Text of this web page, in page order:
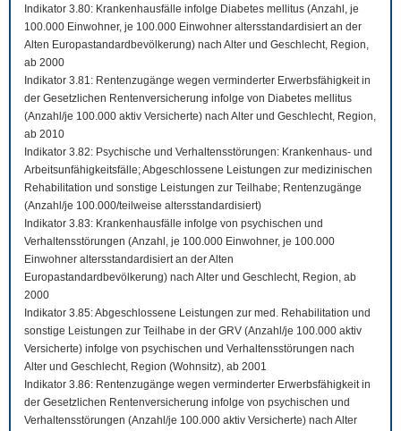
Indikator 3.80: Krankenhausfälle infolge Diabetes mellitus (Anzahl, je
100.000 Einwohner, je 100.000 Einwohner altersstandardisiert an der
Alten Europastandardbevölkerung) nach Alter und Geschlecht, Region,
ab 2000
Indikator 3.81: Rentenzugänge wegen verminderter Erwerbsfähigkeit in
der Gesetzlichen Rentenversicherung infolge von Diabetes mellitus
(Anzahl/je 100.000 aktiv Versicherte) nach Alter und Geschlecht, Region,
ab 2010
Indikator 3.82: Psychische und Verhaltensstörungen: Krankenhaus- und
Arbeitsunfähigkeitsfälle; Abgeschlossene Leistungen zur medizinischen
Rehabilitation und sonstige Leistungen zur Teilhabe; Rentenzugänge
(Anzahl/je 100.000/teilweise altersstandardisiert)
Indikator 3.83: Krankenhausfälle infolge von psychischen und
Verhaltensstörungen (Anzahl, je 100.000 Einwohner, je 100.000
Einwohner altersstandardisiert an der Alten
Europastandardbevölkerung) nach Alter und Geschlecht, Region, ab
2000
Indikator 3.85: Abgeschlossene Leistungen zur med. Rehabilitation und
sonstige Leistungen zur Teilhabe in der GRV (Anzahl/je 100.000 aktiv
Versicherte) infolge von psychischen und Verhaltensstörungen nach
Alter und Geschlecht, Region (Wohnsitz), ab 2001
Indikator 3.86: Rentenzugänge wegen verminderter Erwerbsfähigkeit in
der Gesetzlichen Rentenversicherung infolge von psychischen und
Verhaltensstörungen (Anzahl/je 100.000 aktiv Versicherte) nach Alter